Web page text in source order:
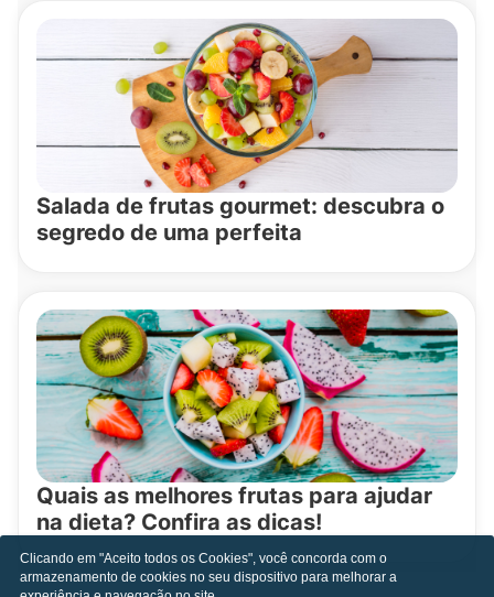
Salada de frutas gourmet: descubra o
segredo de uma perfeita
Quais as melhores frutas para ajudar
na dieta? Confira as dicas!
Clicando em "Aceito todos os Cookies", você concorda com o
armazenamento de cookies no seu dispositivo para melhorar a